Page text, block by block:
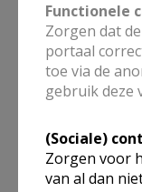
In deze kerk vinden
onderstaande lijst
raadplegen.
Functionele
Zorgen dat
portaal
toe via de
gebruik deze
(Sociale)
Zorgen voor
van al dan